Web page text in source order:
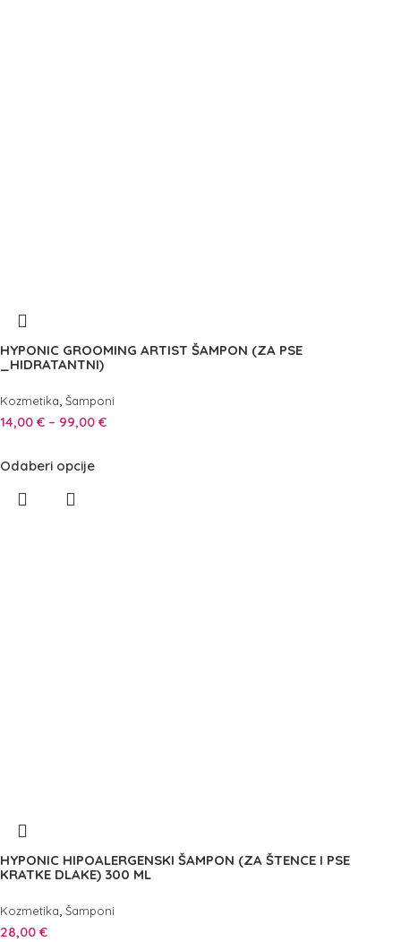
HYPONIC GROOMING ARTIST ŠAMPON (ZA PSE
_HIDRATANTNI)
Kozmetika Šamponi
14,00 € – 99,00 €
Odaberi opcije
HYPONIC HIPOALERGENSKI ŠAMPON (ZA ŠTENCE I PSE
KRATKE DLAKE) 300 ML
Kozmetika, Šamponi
28,00 €